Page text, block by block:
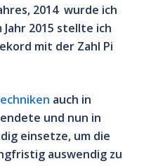
2014 wurde ich
2015 stellte ich
mit der Zahl Pi
auch in
und nun in
einsetze, um die
auswendig zu